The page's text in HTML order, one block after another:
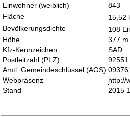
Einwohner (weiblich)
843
Fläche
15,52
Bevölkerungsdichte
108
Höhe
377 m
Kfz-Kennzeichen
SAD
Postleitzahl (PLZ)
92551
Amtl. Gemeindeschlüssel (AGS)
Webpräsenz
http://
Stand
2015-